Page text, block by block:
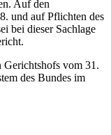
Auf den
und auf Pflichten des
bei dieser Sachlage
Gerichtshofs vom 31.
des Bundes im